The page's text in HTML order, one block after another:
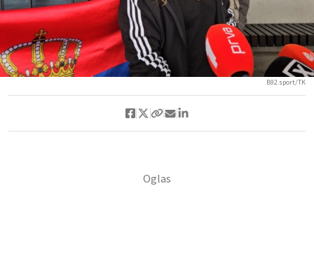
B92.sport/TK